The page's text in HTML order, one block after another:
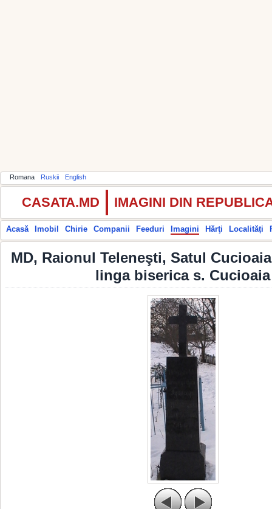
Romana Ruskii English
CASATA.MD IMAGINI DIN
Acasă Imobil Chirie Companii Feeduri Imagini Hărţi Localități
MD, Raionul Teleneşti, Satul
linga biserica s. Cucioaia